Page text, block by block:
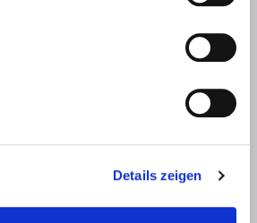
Details zeigen